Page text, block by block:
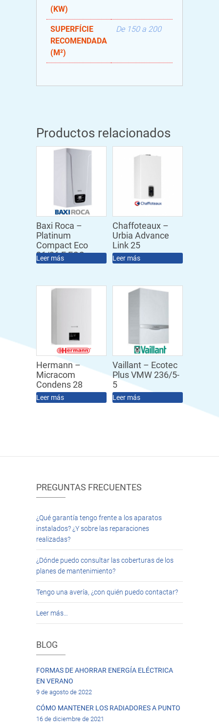
(KW)
SUPERFÍCIE
RECOMENDADA
(M²)
De 150 a 200
Productos relacionados
Baxi Roca –
Platinum
Compact Eco
26/26 F ECO
Leer más
Chaffoteaux –
Urbia Advance
Link 25
Leer más
Hermann –
Micracom
Condens 28
Leer más
Vaillant – Ecotec
Plus VMW 236/5-
5
Leer más
PREGUNTAS FRECUENTES
¿Qué garantía tengo frente a los aparatos
instalados? ¿Y sobre las reparaciones
realizadas?
¿Dónde puedo consultar las coberturas de los
planes de mantenimiento?
Tengo una avería, ¿con quién puedo contactar?
Leer más…
BLOG
FORMAS DE AHORRAR ENERGÍA ELÉCTRICA
EN VERANO
9 de agosto de 2022
CÓMO MANTENER LOS RADIADORES A PUNTO
16 de diciembre de 2021